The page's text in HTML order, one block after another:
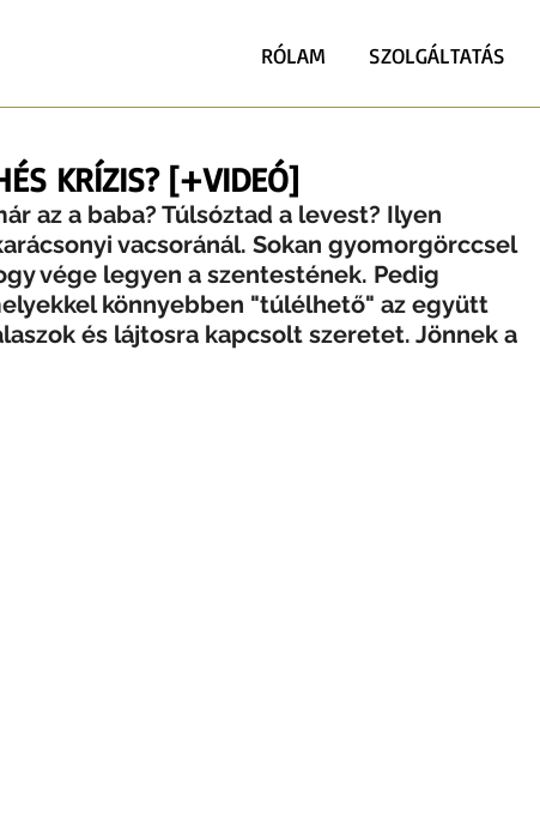
RÓLAM SZOLGÁLTATÁS
KRÍZIS? [+VIDEÓ]
az a baba? Túlsóztad a levest? Ilyen
vacsoránál. Sokan gyomorgörccsel
vége legyen a szentestének. Pedig
könnyebben "túlélhető" az együtt
és lájtosra kapcsolt szeretet. Jönnek a